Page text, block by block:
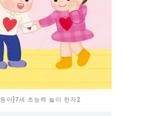
[동아]7세 초능력 놀이 한자2